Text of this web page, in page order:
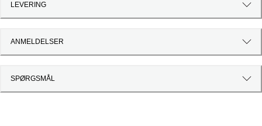
LEVERING
ANMELDELSER
SPØRGSMÅL